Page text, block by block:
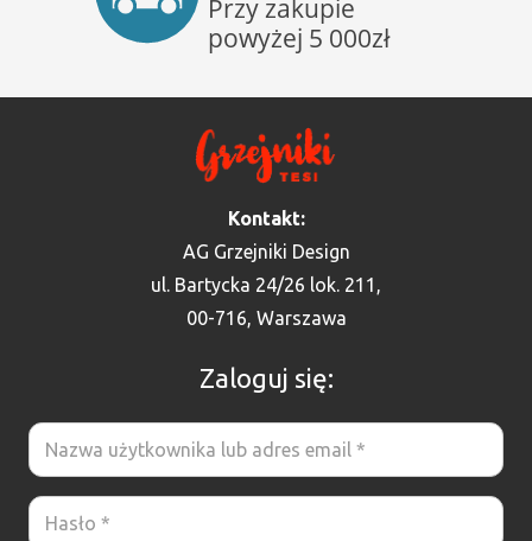
Kontakt:
AG Grzejniki Design
ul. Bartycka 24/26 lok. 211,
00-716, Warszawa
Zaloguj się: